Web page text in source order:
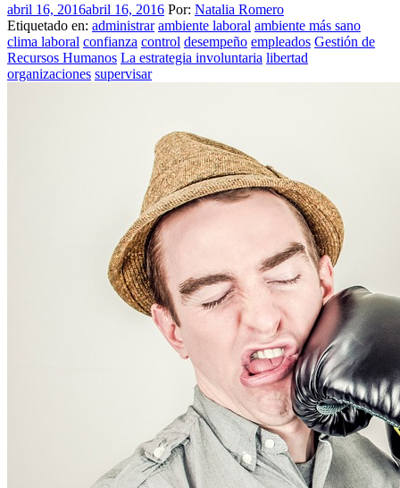
abril 16, 2016abril 16, 2016 Por: Natalia Romero
Etiquetado en: administrar ambiente laboral ambiente más sano
clima laboral confianza control desempeño empleados Gestión de
Recursos Humanos La estrategia involuntaria libertad
organizaciones supervisar